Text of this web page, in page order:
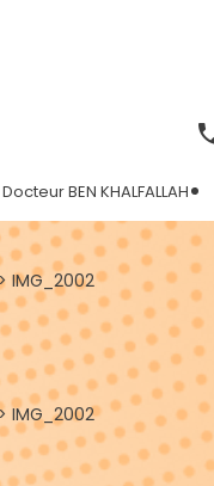
Docteur BEN KHALFALLAH
IMG_2002
IMG_2002